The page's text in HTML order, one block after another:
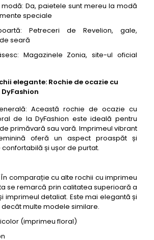
Da, paietele sunt mereu la modă
speciale
Petreceri de Revelion, gale,
seară
Magazinele Zonia, site-ul oficial
elegante: Rochie de ocazie cu
Această rochie de ocazie cu
de la DyFashion este ideală pentru
primăvară sau vară. Imprimeul vibrant
oferă un aspect proaspăt și
confortabilă și ușor de purtat.
comparație cu alte rochii cu imprimeu
se remarcă prin calitatea superioară a
imprimeul detaliat. Este mai elegantă și
multe modele similare.
(imprimeu floral)